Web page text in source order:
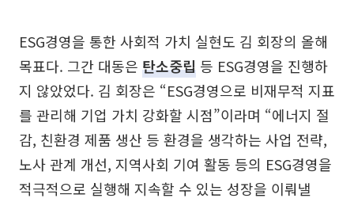
ESG경영을 통한 사회적 가치 실현도 김 회장의 올해
목표다. 그간 대동은 탄소중립 등 ESG경영을 진행하
지 않았었다. 김 회장은 “ESG경영으로 비재무적 지표
를 관리해 기업 가치 강화할 시점”이라며 “에너지 절
감, 친환경 제품 생산 등 환경을 생각하는 사업 전략,
노사 관계 개선, 지역사회 기여 활동 등의 ESG경영을
적극적으로 실행해 지속할 수 있는 성장을 이뤄낼